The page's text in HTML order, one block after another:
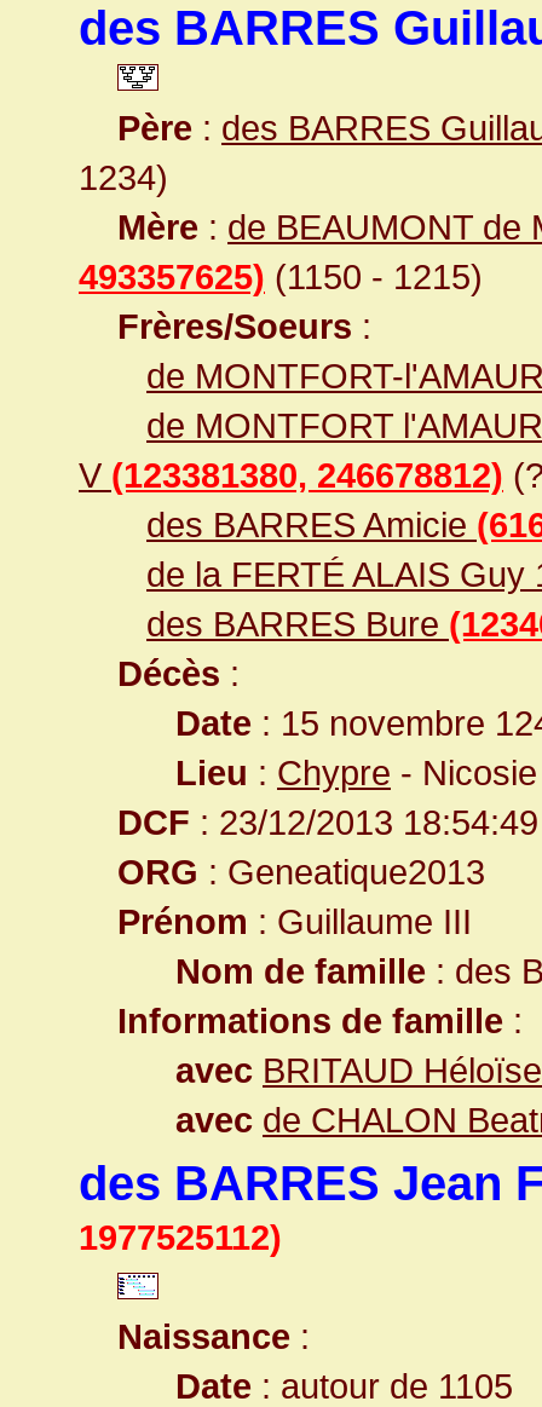
des BARRES
Père : des BARRES
1234)
Mère : de BEAUMONT de
493357625) (1150 - 1215)
Frères/Soeurs :
de MONTFORT-
de MONTFORT
V (123381380, 246678812)
des BARRES Amicie
de la FERTÉ ALAIS Guy
des BARRES Bure
Décès :
Date : 15 novembre
Lieu : Chypre - Nicosie
DCF : 23/12/2013 18:54:49
ORG : Geneatique2013
Prénom : Guillaume III
Nom de famille : des
Informations de famille :
avec BRITAUD Héloïse
avec de CHALON
des BARRES Jean
1977525112)
Naissance :
Date : autour de 1105